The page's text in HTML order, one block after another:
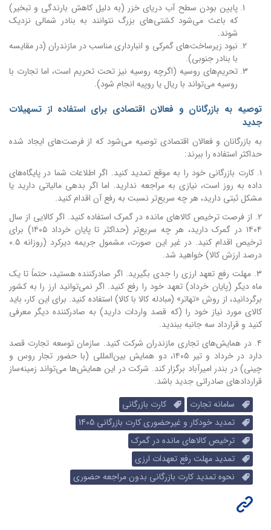
پایین بودن سطح آب دریای خزر (به دلیل کاهش بارندگی و تبخیر)
که باعث می‌شود کشتی‌های بزرگ نتوانند به بنادر شمالی نزدیک
شوند.
نبود زیرساخت‌های گمرکی و انبارداری مناسب در مازندران (در مقایسه
با بنادر جنوبی).
تحریم‌های روسیه (اگرچه روسیه نیز تحت تحریم است، اما تجارت با
روسیه می‌تواند با ریال یا روپیه انجام شود).
توصیه به بازرگانان و فعالان اقتصادی برای استفاده از تسهیلات
جدید
به بازرگانان و فعالان اقتصادی توصیه می‌شود که از فرصت‌های ایجاد شده
حداکثر استفاده را ببرند:
۱. کارت بازرگانی خود را به موقع تمدید کنید. اگر اطلاعات شما در پایگاه‌های
داده به روز است، نیازی به مراجعه ندارید. اما اگر بدهی مالیاتی دارید یا
مشکل ثبتی دارید، هر چه سریع‌تر نسبت به رفع آن اقدام کنید.
۲. از فرصت ترخیص کالاهای مانده در گمرک استفاده کنید. اگر کالایی از سال
۱۴۰۴ در گمرک دارید، هر چه سریع‌تر (حداکثر تا پایان خرداد ۱۴۰۵) برای
ترخیص اقدام کنید. در غیر این صورت، مشمول جریمه دیرکرد (روزانه ۰.۵
درصد ارزش کالا) خواهید شد.
۳. مهلت رفع تعهد ارزی را جدی بگیرید. اگر صادرکننده هستید، حتماً تا یک
ماه دیگر (پایان خرداد) تعهد خود را رفع کنید. اگر نمی‌توانید ارز را به کشور
برگردانید، از روش «تهاتر» (مبادله کالا با کالا) استفاده کنید. برای این کار، باید
کالای مورد نیاز خود را (که قصد واردات دارید) به صادرکننده دیگر معرفی
کنید و قرارداد سه جانبه ببندید.
۴. در همایش‌های تجاری مازندران شرکت کنید. سازمان توسعه تجارت قصد
دارد در خرداد و تیر ۱۴۰۵، دو همایش بین‌المللی (با حضور تجار روس و
چینی) در بندر امیرآباد برگزار کند. شرکت در این همایش‌ها می‌تواند زمینه‌ساز
قراردادهای صادراتی جدید باشد.
سامانه تجارت
کارت بازرگانی
تمدید خودکار و غیرحضوری کارت بازرگانی 1405
ترخیص کالاهای مانده در گمرک
تمدید مهلت رفع تعهدات ارزی
نحوه تمدید کارت بازرگانی بدون مراجعه حضوری